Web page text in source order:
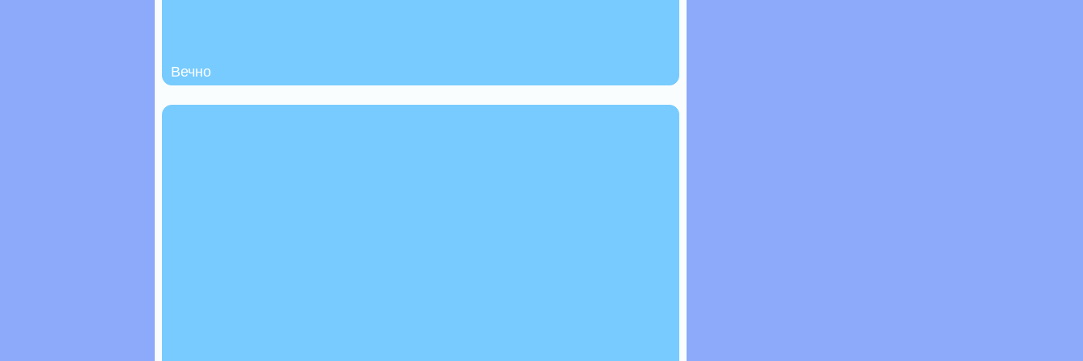
Вечно